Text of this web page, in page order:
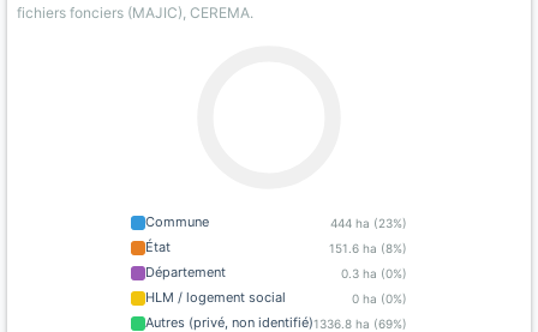
fichiers fonciers (MAJIC), CEREMA.
Commune 444 ha (23%)
État 151.6 ha (8%)
Département 0.3 ha (0%)
HLM / logement social 0 ha (0%)
Autres (privé, non identifié)1336.8 ha (69%)